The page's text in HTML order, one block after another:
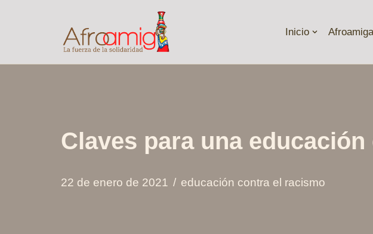
Inicio
Claves para una
22 de enero de 2021 educación contra el racismo